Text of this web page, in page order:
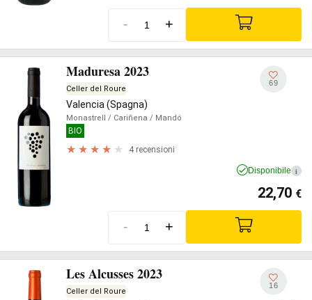
- +
Maduresa 2023
Celler del Roure
Valencia (Spagna)
Monastrell / Cariñena / Mandó
BIO
4 recensioni
69
Disponibile i
22,70 €
- +
Les Alcusses 2023
Celler del Roure
16